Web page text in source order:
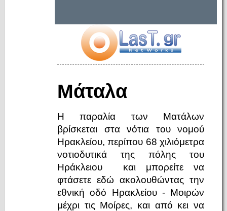
Μάταλα
Η παραλία των Ματάλων
βρίσκεται στα νότια του νομού
Ηρακλείου, περίπου 68 χιλιόμετρα
νοτιοδυτικά της πόλης του
Ηράκλειου και μπορείτε να
φτάσετε εδώ ακολουθώντας την
εθνική οδό Ηρακλείου - Μοιρών
μέχρι τις Μοίρες, και από κει να